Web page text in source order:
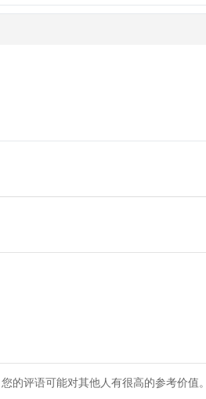
的评语可能对其他人有很高的参考价值。